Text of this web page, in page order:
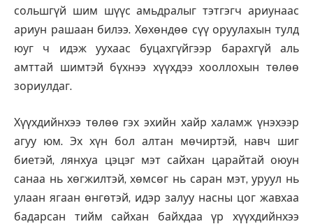
сольшгүй шим шүүс амьдралыг тэтгэгч ариунаас
ариун рашаан билээ. Хөхөндөө сүү оруулахын тулд
юуг ч идэж уухаас буцахгүйгээр барахгүй аль
амттай шимтэй бүхнээ хүүхдээ хооллохын төлөө
зориулдаг.
Хүүхдийнхээ төлөө гэх эхийн хайр халамж үнэхээр
агуу юм. Эх хүн бол алтан мөчиртэй, навч шиг
биетэй, лянхуа цэцэг мэт сайхан царайтай оюун
санаа нь хөгжилтэй, хөмсөг нь саран мэт, уруул нь
улаан ягаан өнгөтэй, идэр залуу насны цог жавхаа
бадарсан тийм сайхан байхдаа үр хүүхдийнхээ